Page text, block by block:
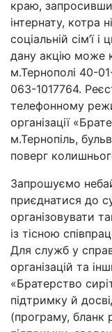
краю,
інтернату, котра
соціальній сім’ї
дану акцію може
м.Тернополі 40-
063-1017764.
телефонному
організації
м.Тернопіль,
поверг
Запрошуємо
приєднатися до
організовувати
із тісною
Для служб у
організацій та
«Братерство
підтримку й
(програму, бланк